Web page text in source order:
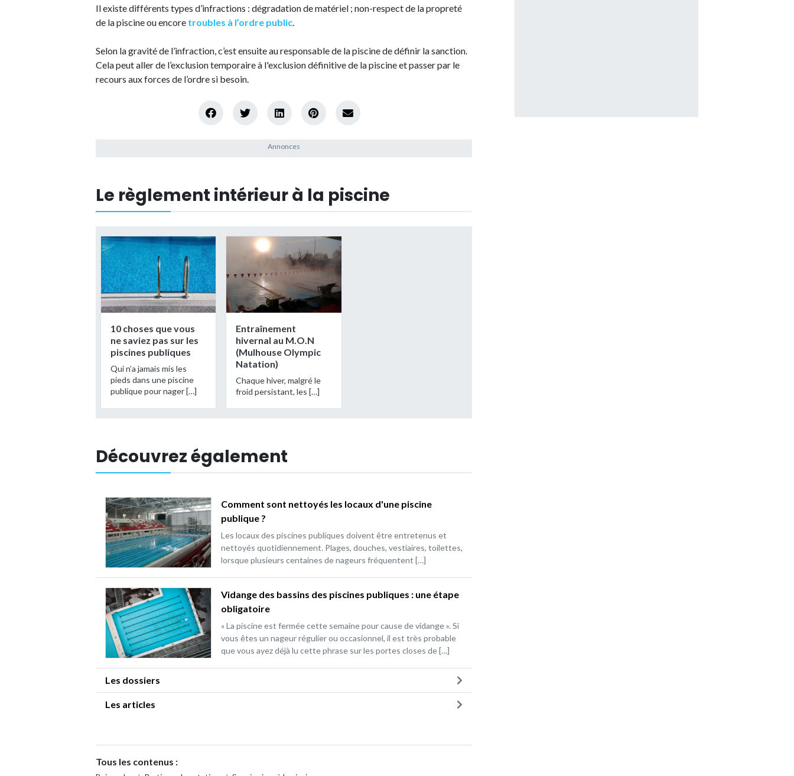
Il existe différents types d’infractions : dégradation de matériel ; non-respect de la propreté
de la piscine ou encore troubles à l’ordre public.
Selon la gravité de l’infraction, c’est ensuite au responsable de la piscine de définir la sanction.
Cela peut aller de l’exclusion temporaire à l'exclusion définitive de la piscine et passer par le
recours aux forces de l’ordre si besoin.
Le règlement intérieur à la piscine
10 choses que vous
ne saviez pas sur les
piscines publiques
Qui n’a jamais mis les
pieds dans une piscine
publique pour nager […]
Entraînement
hivernal au M.O.N
(Mulhouse Olympic
Natation)
Chaque hiver, malgré le
froid persistant, les […]
Découvrez également
Comment sont nettoyés les locaux d'une piscine
publique ?
Les locaux des piscines publiques doivent être entretenus et
nettoyés quotidiennement. Plages, douches, vestiaires, toilettes,
lorsque plusieurs centaines de nageurs fréquentent […]
Vidange des bassins des piscines publiques : une étape
obligatoire
« La piscine est fermée cette semaine pour cause de vidange ». Si
vous êtes un nageur régulier ou occasionnel, il est très probable
que vous ayez déjà lu cette phrase sur les portes closes de […]
Les dossiers
Les articles
Tous les contenus :